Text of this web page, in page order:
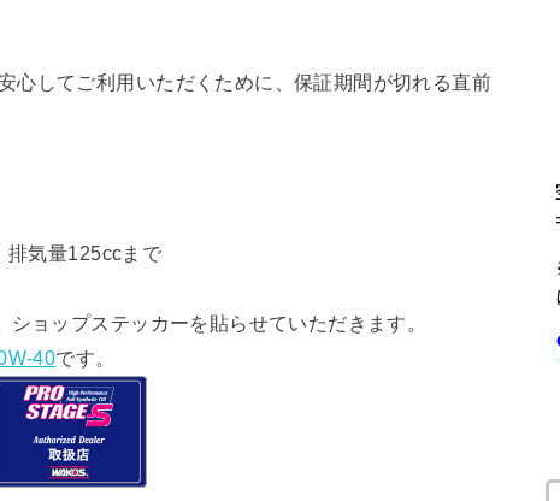
心してご利用いただくために、保証期間が切れる直前
排気量125ccまで
ショップステッカーを貼らせていただきます。
40です。